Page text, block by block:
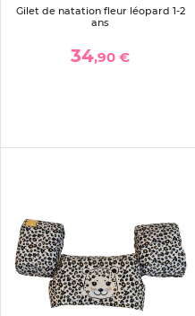
Gilet de natation fleur léopard 1-2
ans
34,90 €